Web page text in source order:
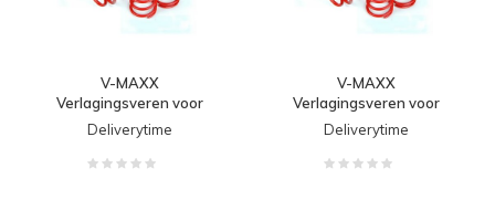
V-MAXX
Verlagingsveren voor
Volkswagen Golf 7 E-
GOLF
Deliverytime
V-MAXX
Verlagingsveren voor
Volkswagen Golf 7
Deliverytime